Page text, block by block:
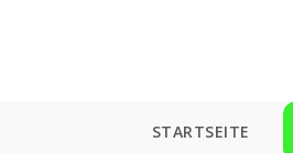
STARTSEITE